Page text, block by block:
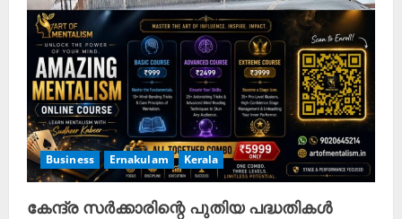
Business Ernakulam Kerala
കേന്ദ്ര സർക്കാരിന്റെ പുതിയ പദ്ധതികൾ